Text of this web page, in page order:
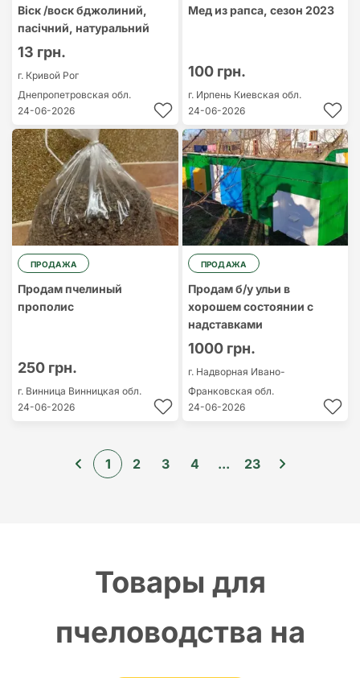
Віск /воск бджолиний,
пасічний, натуральний
13 грн.
г. Кривой Рог
Днепропетровская обл.
24-06-2026
Мед из рапса, сезон 2023
100 грн.
г. Ирпень Киевская обл.
24-06-2026
ПРОДАЖА
Продам пчелиный
прополис
250 грн.
г. Винница Винницкая обл.
24-06-2026
ПРОДАЖА
Продам б/у ульи в
хорошем состоянии с
надставками
1000 грн.
г. Надворная Ивано-
Франковская обл.
24-06-2026
1 2 3 4 ... 23
Товары для
пчеловодства на